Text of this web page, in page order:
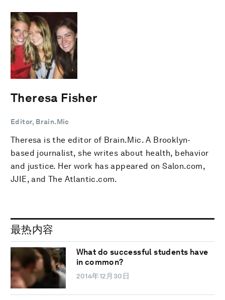
Theresa Fisher
Editor, Brain.Mic
Theresa is the editor of Brain.Mic. A Brooklyn-
based journalist, she writes about health, behavior
and justice. Her work has appeared on Salon.com,
JJIE, and The Atlantic.com.
最热内容
What do successful students have
in common?
2014年12月30日